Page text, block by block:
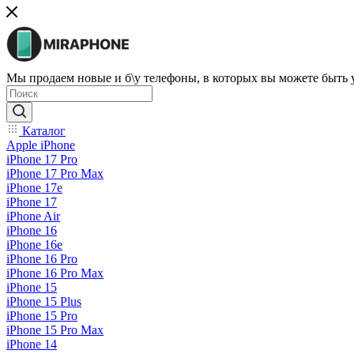
Мы продаем новые и б\у телефоны, в которых вы можете быть
Каталог
Apple iPhone
iPhone 17 Pro
iPhone 17 Pro Max
iPhone 17e
iPhone 17
iPhone Air
iPhone 16
iPhone 16e
iPhone 16 Pro
iPhone 16 Pro Max
iPhone 15
iPhone 15 Plus
iPhone 15 Pro
iPhone 15 Pro Max
iPhone 14